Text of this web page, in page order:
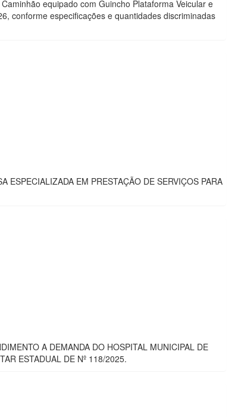
equipado com Guincho Plataforma Veicular e
conforme especificações e quantidades discriminadas
ESPECIALIZADA EM PRESTAÇÃO DE SERVIÇOS PARA
A DEMANDA DO HOSPITAL MUNICIPAL DE
ESTADUAL DE Nº 118/2025.